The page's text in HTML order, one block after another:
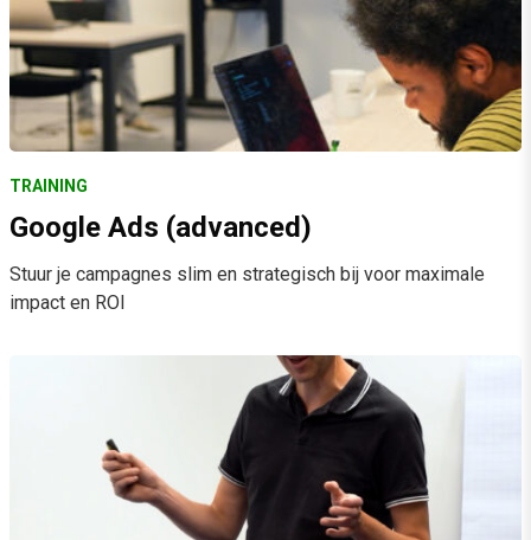
TRAINING
Google Ads (advanced)
Stuur je campagnes slim en strategisch bij voor maximale
impact en ROI